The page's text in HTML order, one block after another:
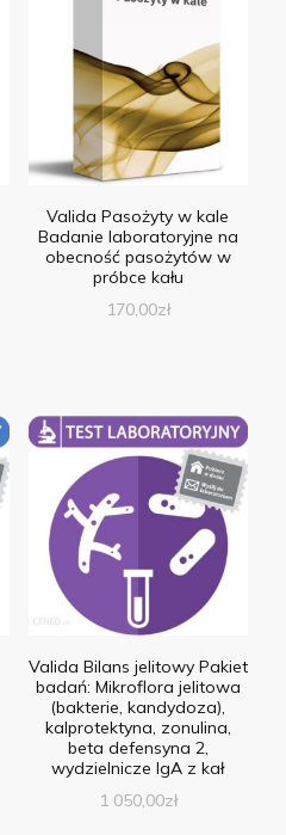
Valida Pasożyty w kale
Badanie laboratoryjne na
obecność pasożytów w
próbce kału
170,00zł
Valida Bilans jelitowy Pakiet
badań: Mikroflora jelitowa
(bakterie, kandydoza),
kalprotektyna, zonulina,
beta defensyna 2,
wydzielnicze IgA z kał
1 050,00zł